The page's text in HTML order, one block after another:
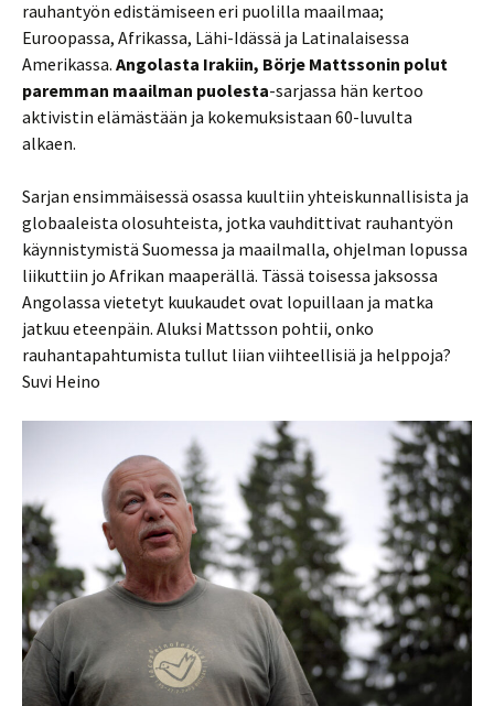
rauhantyön edistämiseen eri puolilla maailmaa;
Euroopassa, Afrikassa, Lähi-Idässä ja Latinalaisessa
Amerikassa. Angolasta Irakiin, Börje Mattssonin polut
paremman maailman puolesta-sarjassa hän kertoo
aktivistin elämästään ja kokemuksistaan 60-luvulta
alkaen.
Sarjan ensimmäisessä osassa kuultiin yhteiskunnallisista ja
globaaleista olosuhteista, jotka vauhdittivat rauhantyön
käynnistymistä Suomessa ja maailmalla, ohjelman lopussa
liikuttiin jo Afrikan maaperällä. Tässä toisessa jaksossa
Angolassa vietetyt kuukaudet ovat lopuillaan ja matka
jatkuu eteenpäin. Aluksi Mattsson pohtii, onko
rauhantapahtumista tullut liian viihteellisiä ja helppoja?
Suvi Heino